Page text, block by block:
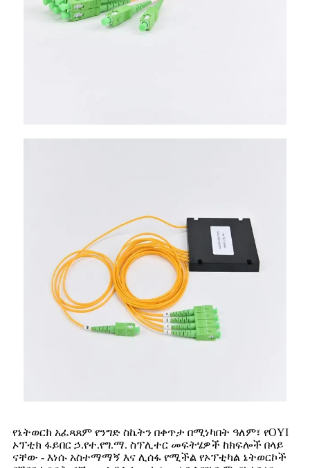
የኔትወርክ አፈጻጸም የንግድ ስኬትን በቀጥታ በሚነካበት ዓለም፣ የOYI
ኦፕቲክ ፋይበር ኃ.የተ.የግ.ማ. ስፕሊተር መፍትሄዎች ከክፍሎች በላይ
ናቸው - እነሱ አስተማማኝ እና ሊሰፋ የሚችል የኦፕቲካል ኔትወርኮች